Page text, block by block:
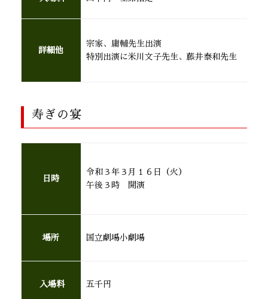
詳細他
宗家、庸輔先生出演
特別出演に米川文子先生、藤井泰和先生
寿ぎの宴
日時
令和３年３月１６日（火）
午後３時 開演
場所 国立劇場小劇場
入場料 五千円